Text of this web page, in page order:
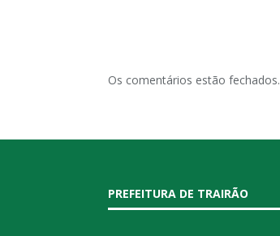
Os comentários estão fechados.
PREFEITURA DE TRAIRÃO